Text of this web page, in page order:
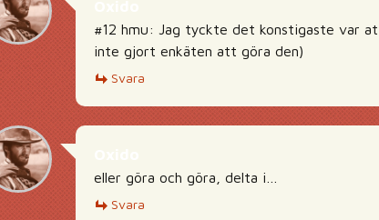
#12 hmu: Jag tyckte det konstigaste var
inte gjort enkäten att göra den)
Svara
eller göra och göra, delta i…
Svara